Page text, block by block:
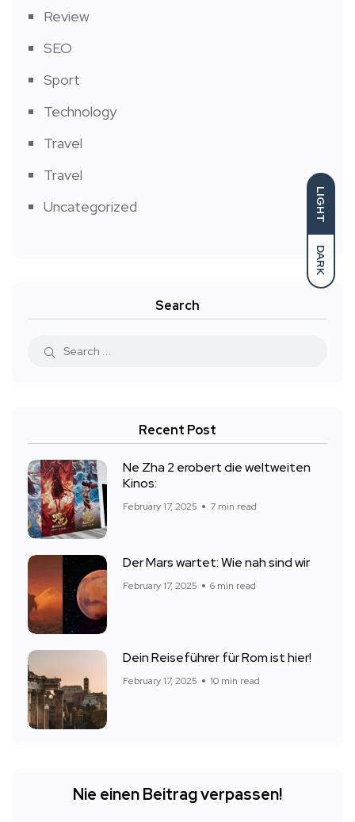
LIGHT
DARK
Review
SEO
Sport
Technology
Travel
Travel
Uncategorized
Search
Recent Post
Ne Zha 2 erobert die weltweiten
Kinos:
February 17, 2025 7 min read
Der Mars wartet: Wie nah sind wir
February 17, 2025 6 min read
Dein Reiseführer für Rom ist hier!
February 17, 2025 10 min read
Nie einen Beitrag verpassen!